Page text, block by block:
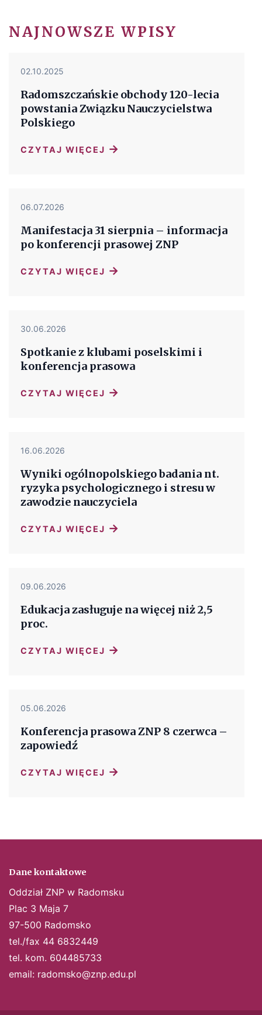
NAJNOWSZE WPISY
02.10.2025
Radomszczańskie obchody 120-lecia
powstania Związku Nauczycielstwa
Polskiego
CZYTAJ WIĘCEJ →
06.07.2026
Manifestacja 31 sierpnia – informacja
po konferencji prasowej ZNP
CZYTAJ WIĘCEJ →
30.06.2026
Spotkanie z klubami poselskimi i
konferencja prasowa
CZYTAJ WIĘCEJ →
16.06.2026
Wyniki ogólnopolskiego badania nt.
ryzyka psychologicznego i stresu w
zawodzie nauczyciela
CZYTAJ WIĘCEJ →
09.06.2026
Edukacja zasługuje na więcej niż 2,5
proc.
CZYTAJ WIĘCEJ →
05.06.2026
Konferencja prasowa ZNP 8 czerwca –
zapowiedź
CZYTAJ WIĘCEJ →
Dane kontaktowe
Oddział ZNP w Radomsku
Plac 3 Maja 7
97-500 Radomsko
tel./fax 44 6832449
tel. kom. 604485733
email: radomsko@znp.edu.pl